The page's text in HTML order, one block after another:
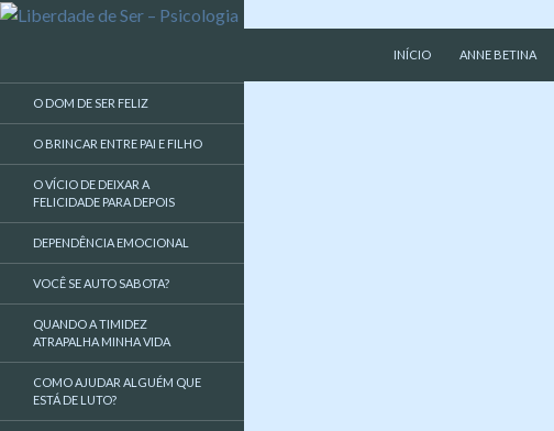
INÍCIO
ANNE BETINA
liberdade de ser
O DOM DE SER FELIZ
O BRINCAR ENTRE PAI E FILHO
O VÍCIO DE DEIXAR A
FELICIDADE PARA DEPOIS
DEPENDÊNCIA EMOCIONAL
VOCÊ SE AUTO SABOTA?
QUANDO A TIMIDEZ
ATRAPALHA MINHA VIDA
COMO AJUDAR ALGUÉM QUE
ESTÁ DE LUTO?